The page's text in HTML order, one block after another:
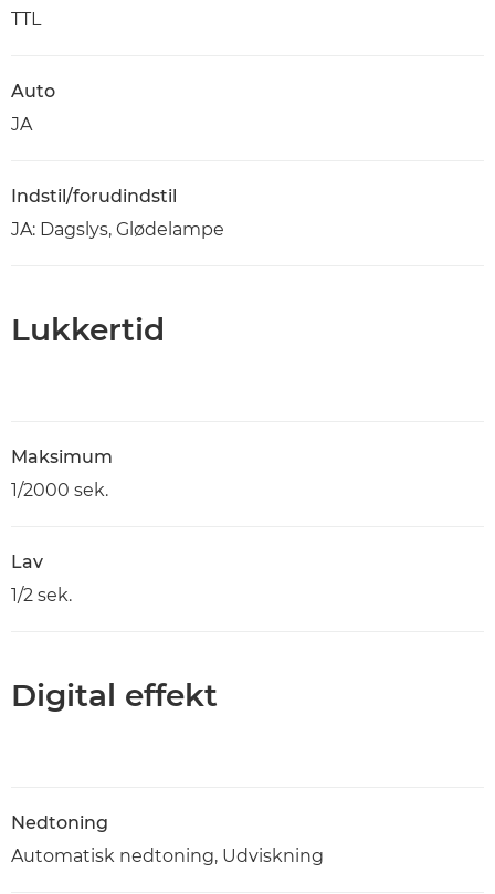
TTL
Auto
JA
Indstil/forudindstil
JA: Dagslys, Glødelampe
Lukkertid
Maksimum
1/2000 sek.
Lav
1/2 sek.
Digital effekt
Nedtoning
Automatisk nedtoning, Udviskning